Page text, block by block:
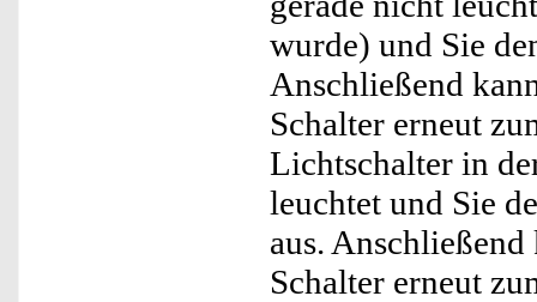
wurde) und Sie
Anschließend
Schalter erneut
Lichtschalter in
leuchtet und Sie
aus.
Schalter erneut